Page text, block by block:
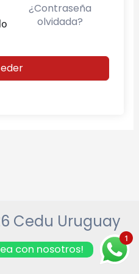
¿Contraseña
olvidada?
Cedu Uruguay
1
con nosotros!